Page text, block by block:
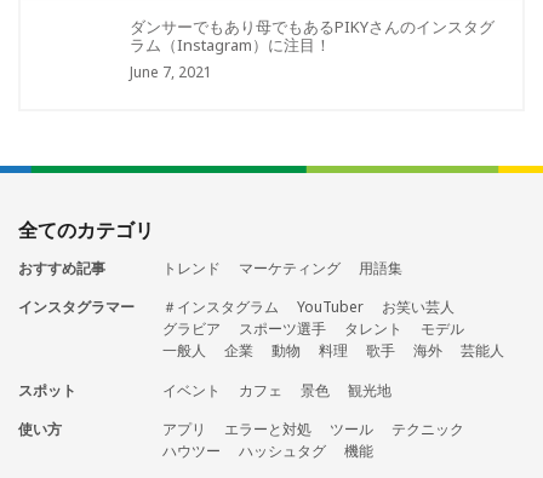
ダンサーでもあり母でもあるPIKYさんのインスタグ
ラム（Instagram）に注目！
June 7, 2021
全てのカテゴリ
おすすめ記事 トレンド マーケティング
用語集
インスタグラマー
＃インスタグラム YouTuber
お笑い芸人
グラビア
スポーツ選手 タレント
モデル
一般人
企業 動物 料理 歌手 海外
芸能人
スポット
イベント カフェ 景色
観光地
使い方
アプリ エラーと対処 ツール
テクニック
ハウツー
ハッシュタグ 機能